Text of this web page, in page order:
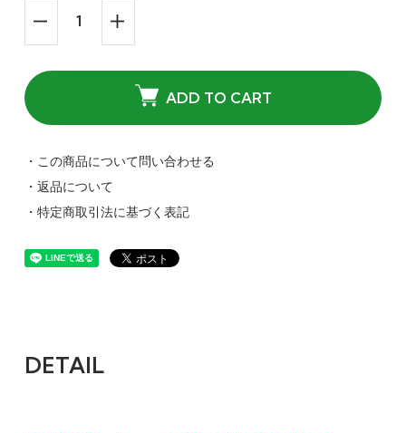
ADD TO CART
・この商品について問い合わせる
・返品について
・特定商取引法に基づく表記
DETAIL